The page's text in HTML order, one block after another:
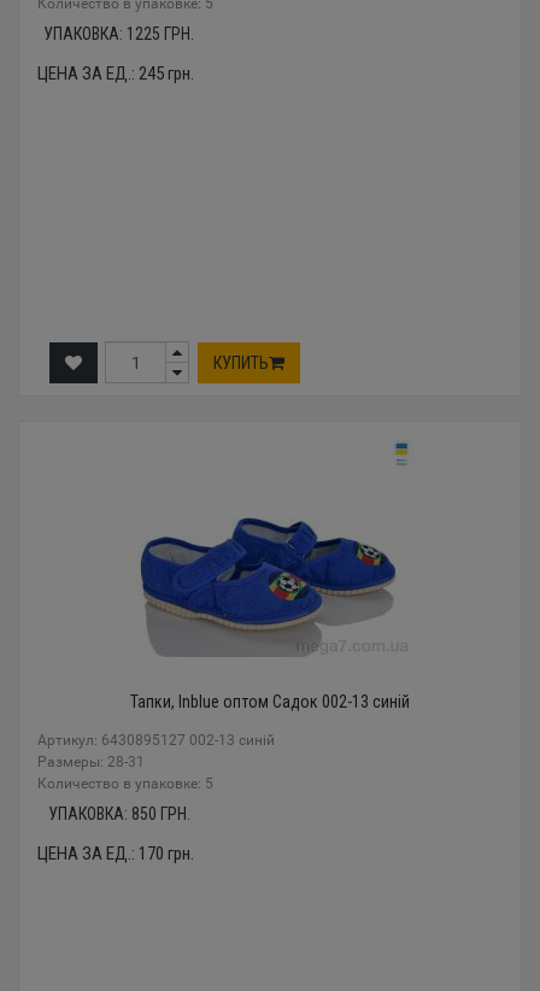
Количество в упаковке: 5
УПАКОВКА: 1225 ГРН.
ЦЕНА ЗА ЕД.: 245грн.
КУПИТЬ
Тапки, Inblue оптом Садок 002-13 синій
Артикул: 6430895127 002-13 синій
Размеры: 28-31
Количество в упаковке: 5
УПАКОВКА: 850 ГРН.
ЦЕНА ЗА ЕД.: 170 грн.